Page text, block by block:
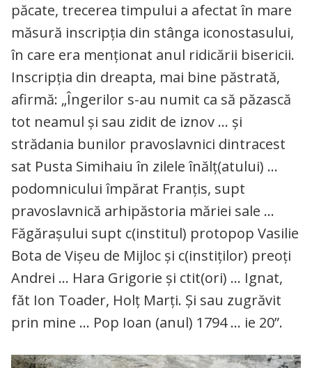
păcate, trecerea timpului a afectat în mare
măsură inscripția din stânga iconostasului,
în care era menționat anul ridicării bisericii.
Inscripția din dreapta, mai bine păstrată,
afirmă: „Îngerilor s-au numit ca să păzască
tot neamul și sau zidit de iznov … și
strădania bunilor pravoslavnici dintracest
sat Pusta Simihaiu în zilele înălț(atului) …
podomnicului împărat Franțis, supt
pravoslavnică arhipăstoria măriei sale …
Făgărașului supt c(institul) protopop Vasilie
Bota de Vișeu de Mijloc și c(instiților) preoți
Andrei … Hara Grigorie și ctit(ori) … Ignat,
făt Ion Toader, Holț Marți. Și sau zugrăvit
prin mine … Pop Ioan (anul) 1794 … ie 20”.